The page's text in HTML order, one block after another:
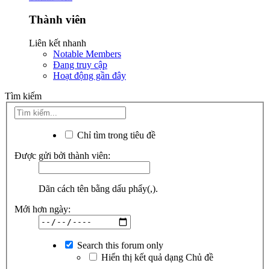
Thành viên
Liên kết nhanh
Notable Members
Đang truy cập
Hoạt động gần đây
Tìm kiếm
Chỉ tìm trong tiêu đề
Được gửi bởi thành viên:
Dãn cách tên bằng dấu phẩy(,).
Mới hơn ngày:
Search this forum only
Hiển thị kết quả dạng Chủ đề